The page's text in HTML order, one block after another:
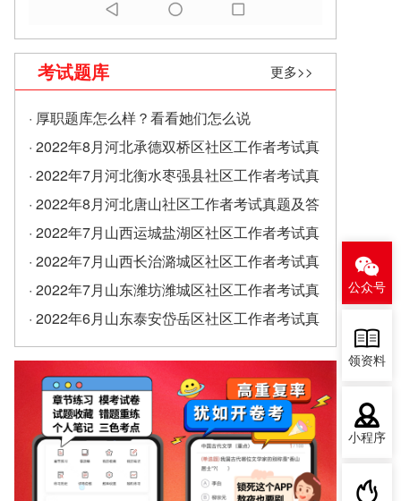
考试题库 更多>>
· 厚职题库怎么样？看看她们怎么说
· 2022年8月河北承德双桥区社区工作者考试真
题及答案（精选）
· 2022年7月河北衡水枣强县社区工作者考试真
题及答案
· 2022年8月河北唐山社区工作者考试真题及答
案
· 2022年7月山西运城盐湖区社区工作者考试真
题及答案
· 2022年7月山西长治潞城区社区工作者考试真
题及答案
· 2022年7月山东潍坊潍城区社区工作者考试真
题及答案
· 2022年6月山东泰安岱岳区社区工作者考试真
题及答案（精选）
公众号
领资料
小程序